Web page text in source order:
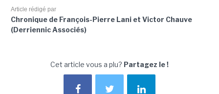
Article rédigé par
Chronique de François-Pierre Lani et Victor Chauve
(Derriennic Associés)
Cet article vous a plu? Partagez le !